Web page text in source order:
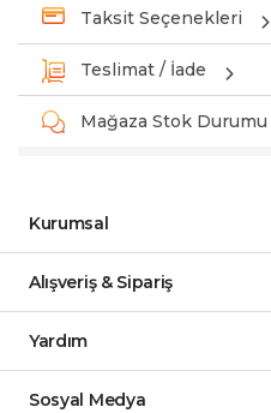
Taksit Seçenekleri
Teslimat / İade
Mağaza Stok Durumu
Kurumsal
Alışveriş & Sipariş
Yardım
Sosyal Medya